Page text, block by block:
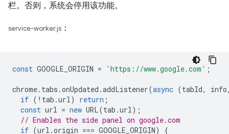
栏。否则，系统会停用该功能。
service-worker.js ：
const GOOGLE_ORIGIN = 'https://www.google.com' ;
chrome. tabs .onUpdated .addListener(async (tabId, info
if ( ! tab .url) return ;
const url = new URL(tab .url);
// Enables the side panel on google.com
if (url .origin === GOOGLE_ORIGIN) {